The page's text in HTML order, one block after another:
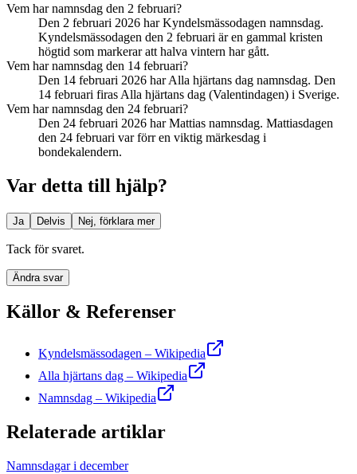
Vem har namnsdag den 2 februari?
Den 2 februari 2026 har Kyndelsmässodagen namnsdag.
Kyndelsmässodagen den 2 februari är en gammal kristen
högtid som markerar att halva vintern har gått.
Vem har namnsdag den 14 februari?
Den 14 februari 2026 har Alla hjärtans dag namnsdag. Den
14 februari firas Alla hjärtans dag (Valentindagen) i Sverige.
Vem har namnsdag den 24 februari?
Den 24 februari 2026 har Mattias namnsdag. Mattiasdagen
den 24 februari var förr en viktig märkesdag i
bondekalendern.
Var detta till hjälp?
Ja Delvis Nej, förklara mer
Tack för svaret.
Ändra svar
Källor & Referenser
Kyndelsmässodagen – Wikipedia
Alla hjärtans dag – Wikipedia
Namnsdag – Wikipedia
Relaterade artiklar
Namnsdagar i december